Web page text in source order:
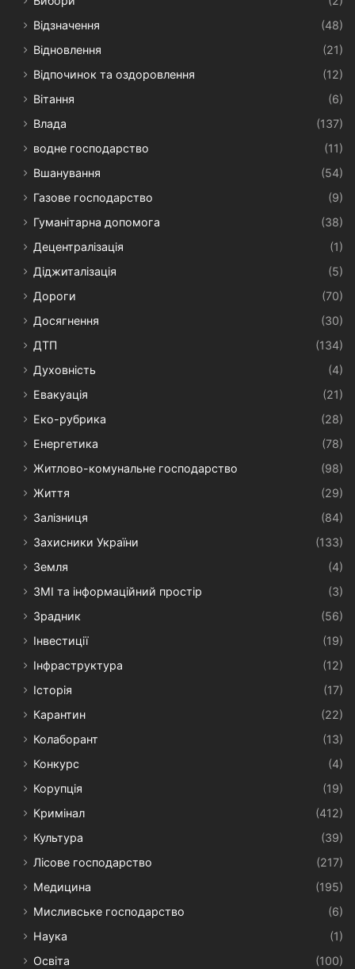
Відзначення
(48)
Відновлення
(21)
Відпочинок та оздоровлення
(12)
Вітання
(6)
Влада
(137)
водне господарство
(11)
Вшанування
(54)
Газове господарство
(9)
Гуманітарна допомога
(38)
Децентралізація
(1)
Діджиталізація
(5)
Дороги
(70)
Досягнення
(30)
ДТП
(134)
Духовність
(4)
Евакуація
(21)
Еко-рубрика
(28)
Енергетика
(78)
Житлово-комунальне господарство
(98)
Життя
(29)
Залізниця
(84)
Захисники України
(133)
Земля
(4)
ЗМІ та інформаційний простір
(3)
Зрадник
(56)
Інвестиції
(19)
Інфраструктура
(12)
Історія
(17)
Карантин
(22)
Колаборант
(13)
Конкурс
(4)
Корупція
(19)
Кримінал
(412)
Культура
(39)
Лісове господарство
(217)
Медицина
(195)
Мисливське господарство
(6)
Наука
(1)
Освіта
(100)